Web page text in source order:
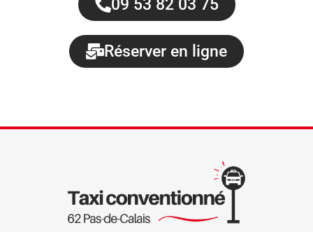
09 53 82 03 75
Réserver en ligne